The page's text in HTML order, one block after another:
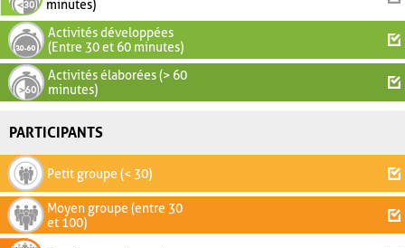
minutes)
Activités développées
(Entre 30 et 60 minutes)
Activités élaborées (> 60
minutes)
PARTICIPANTS
Petit groupe (< 30)
Moyen groupe (entre 30
et 100)